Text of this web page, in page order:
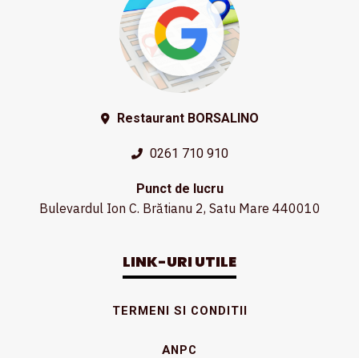
Restaurant BORSALINO
0261 710 910
Punct de lucru
Bulevardul Ion C. Brătianu 2, Satu Mare 440010
LINK-URI UTILE
TERMENI SI CONDITII
ANPC